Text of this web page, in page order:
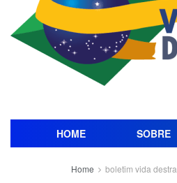
HOME SOBRE
Home boletim vida destra